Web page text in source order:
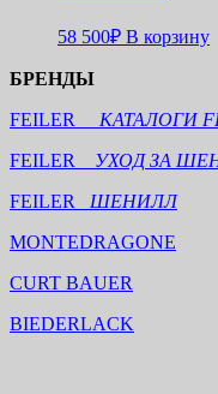
58 500₽ В корзину
БРЕНДЫ
FEILER КАТАЛОГИ
FEILER
УХОД ЗА
FEILER ШЕНИЛЛ
MONTEDRAGONE
CURT BAUER
BIEDERLACK